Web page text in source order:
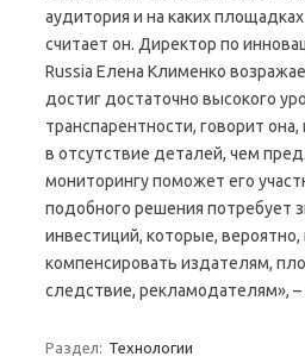
аудитория и на каких
считает он. Директор по
Russia Елена Клименко
достиг достаточно высокого
транспарентности, говорит
в отсутствие деталей, чем
мониторингу поможет его
подобного решения потребует
инвестиций, которые, вероятно,
компенсировать издателям,
следствие, рекламодателям»,
Раздел: Технологии